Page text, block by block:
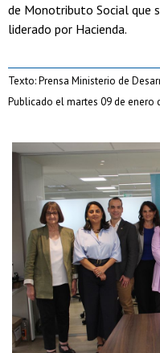
de Monotributo Social que
liderado por Hacienda.
Texto: Prensa Ministerio de
Publicado el martes 09 de enero